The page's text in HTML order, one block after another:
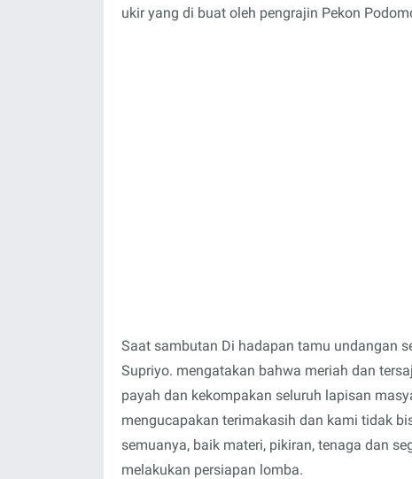
ukir yang di buat oleh pengrajin Pekon
Saat sambutan Di hadapan tamu undangan
Supriyo. mengatakan bahwa meriah dan
payah dan kekompakan seluruh lapisan
mengucapakan terimakasih dan kami tidak
semuanya, baik materi, pikiran, tenaga dan
melakukan persiapan lomba.